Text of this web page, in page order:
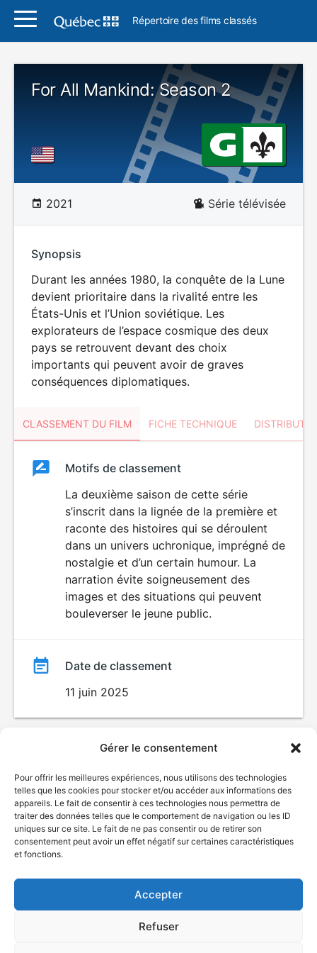
Gérer le consentement
Pour offrir les meilleures expériences, nous utilisons des technologies
telles que les cookies pour stocker et/ou accéder aux informations des
appareils. Le fait de consentir à ces technologies nous permettra de
traiter des données telles que le comportement de navigation ou les ID
uniques sur ce site. Le fait de ne pas consentir ou de retirer son
consentement peut avoir un effet négatif sur certaines caractéristiques
et fonctions.
Accepter
Refuser
Répertoire des films classés
For All Mankind: Season 2
2021 Série télévisée
Synopsis
Durant les années 1980, la conquête de la Lune
devient prioritaire dans la rivalité entre les
États-Unis et l’Union soviétique. Les
explorateurs de l’espace cosmique des deux
pays se retrouvent devant des choix
importants qui peuvent avoir de graves
conséquences diplomatiques.
CLASSEMENT DU FILM FICHE TECHNIQUE
ClassementClassement
Motifs de classement
La deuxième saison de cette série
s’inscrit dans la lignée de la première et
raconte des histoires qui se déroulent
dans un univers uchronique, imprégné de
nostalgie et d’un certain humour. La
narration évite soigneusement des
images et des situations qui peuvent
bouleverser le jeune public.
Date de classement
11 juin 2025
© Gouvernement du Québec, 2026
Accessibilité
Déclaration de services